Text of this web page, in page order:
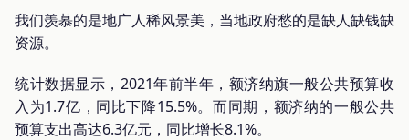
我们羡慕的是地广人稀风景美，当地政府愁的是缺人缺钱缺
资源。
统计数据显示，2021年前半年，额济纳旗一般公共预算收
入为1.7亿，同比下降15.5%。而同期，额济纳的一般公共
预算支出高达6.3亿元，同比增长8.1%。